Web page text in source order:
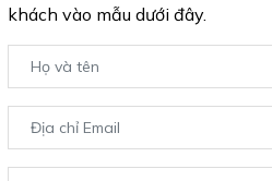
khách vào mẫu dưới đây.